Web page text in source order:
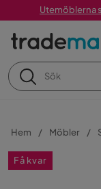
Utemöblerna
Hem Möbler
Få kvar